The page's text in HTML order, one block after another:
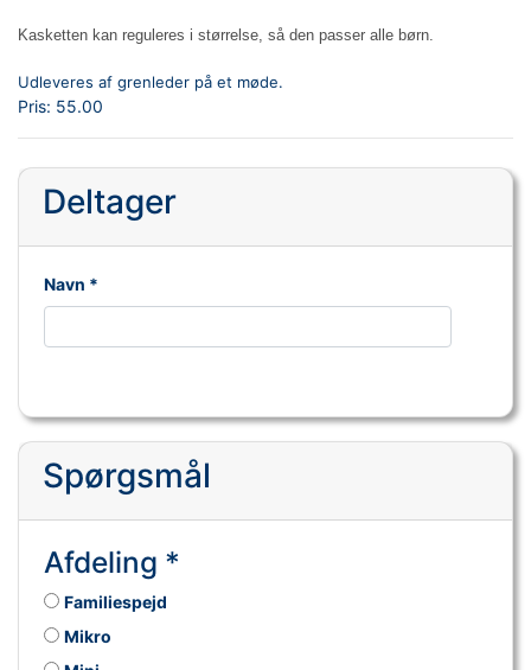
Kasketten kan reguleres i størrelse, så den passer alle børn.
Udleveres af grenleder på et møde.
Pris: 55.00
Deltager
Navn *
Spørgsmål
Afdeling *
Familiespejd
Mikro